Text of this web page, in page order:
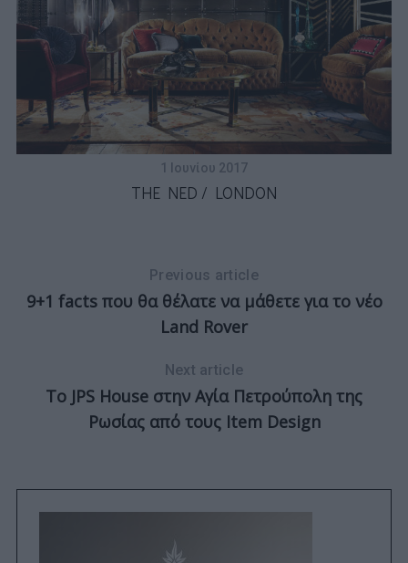
1 Ιουνίου 2017
THE NED / LONDON
Previous article
9+1 facts που θα θέλατε να μάθετε για το νέο
Land Rover
Next article
Το JPS House στην Αγία Πετρούπολη της
Ρωσίας από τους Item Design